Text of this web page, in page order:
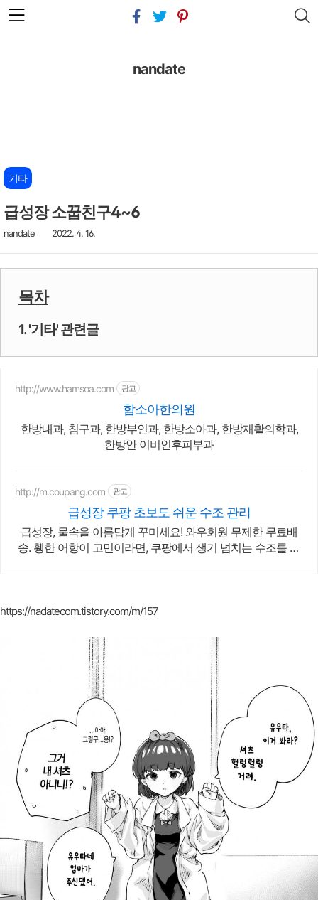
본문 바로가기
nandate
기타
급성장 소꿉친구4~6
nandate 2022. 4. 16.
목차
1. '기타' 관련글
http://www.hamsoa.com 광고
함소아한의원
한방내과, 침구과, 한방부인과, 한방소아과, 한방재활의학과,
한방안 이비인후피부과
http://m.coupang.com 광고
급성장 쿠팡 초보도 쉬운 수조 관리
급성장, 물속을 아름답게 꾸미세요! 와우회원 무제한 무료배
송. 휑한 어항이 고민이라면, 쿠팡에서 생기 넘치는 수조를 연
https://nadatecom.tistory.com/m/157